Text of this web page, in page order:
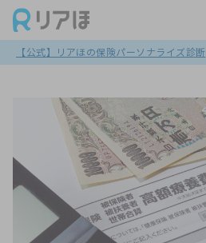
【公式】リアほの保険パーソナライズ診断